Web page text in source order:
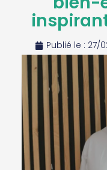
Publié le : 27/